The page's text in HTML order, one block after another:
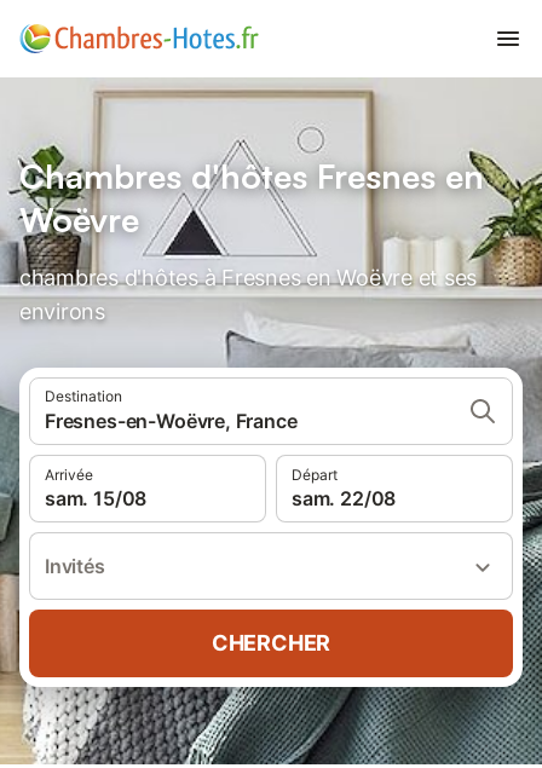
Chambres d'hôtes Fresnes en
Woëvre
chambres d'hôtes à Fresnes en Woëvre et ses
environs
Destination
Fresnes-en-Woëvre, France
Arrivée
sam. 15/08
Départ
sam. 22/08
Invités
CHERCHER